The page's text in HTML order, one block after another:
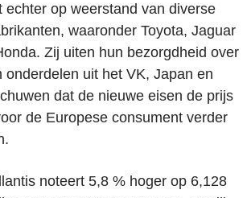
echter op weerstand van diverse
waaronder Toyota, Jaguar
Zij uiten hun bezorgdheid over
onderdelen uit het VK, Japan en
dat de nieuwe eisen de prijs
de Europese consument verder
noteert 5,8 % hoger op 6,128